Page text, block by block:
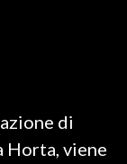
di
Horta, viene